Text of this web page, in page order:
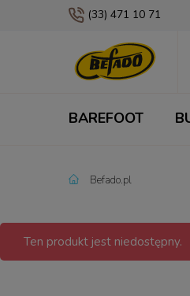
(33) 471 10 71
BAREFOOT
Befado.pl
Ten produkt jest niedostępny.